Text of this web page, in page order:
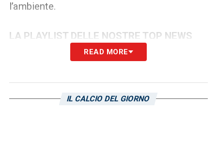
l’ambiente.
LA PLAYLIST DELLE NOSTRE TOP NEWS
READ MORE
IL CALCIO DEL GIORNO